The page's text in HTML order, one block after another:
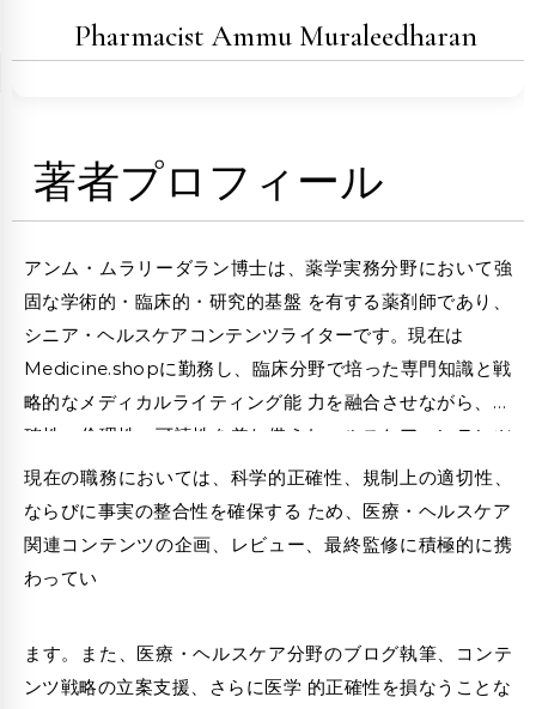
Pharmacist Ammu Muraleedharan
著者プロフィール
アンム・ムラリーダラン博士は、薬学実務分野において強
固な学術的・臨床的・研究的基盤 を有する薬剤師であり、
シニア・ヘルスケアコンテンツライターです。現在は
Medicine.shopに勤務し、臨床分野で培った専門知識と戦
略的なメディカルライティング能 力を融合させながら、正
確性・倫理性・可読性を兼ね備えたヘルスケアコンテンツ
の制作に 従事しています。
現在の職務においては、科学的正確性、規制上の適切性、
ならびに事実の整合性を確保する ため、医療・ヘルスケア
関連コンテンツの企画、レビュー、最終監修に積極的に携
わってい
ます。また、医療・ヘルスケア分野のブログ執筆、コンテ
ンツ戦略の立案支援、さらに医学 的正確性を損なうことな